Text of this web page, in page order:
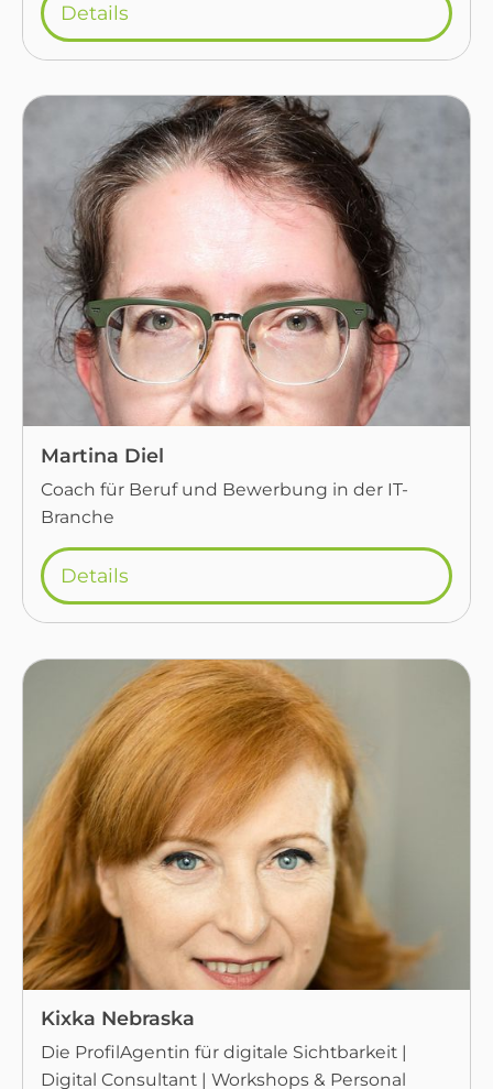
Details
Martina Diel
Coach für Beruf und Bewerbung in der IT-
Branche
Details
Kixka Nebraska
Die ProfilAgentin für digitale Sichtbarkeit |
Digital Consultant | Workshops & Personal